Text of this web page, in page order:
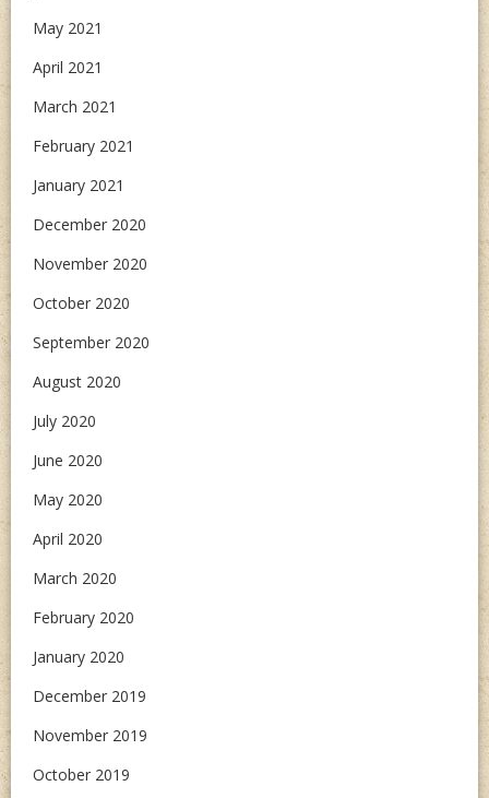
May 2021
April 2021
March 2021
February 2021
January 2021
December 2020
November 2020
October 2020
September 2020
August 2020
July 2020
June 2020
May 2020
April 2020
March 2020
February 2020
January 2020
December 2019
November 2019
October 2019